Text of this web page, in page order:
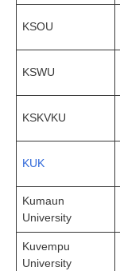
KSOU
KSWU
KSKVKU
KUK
Kumaun
University
Kuvempu
University